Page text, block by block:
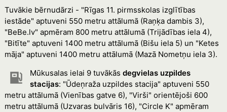
Tuvākie bērnudārzi - "Rīgas 11. pirmsskolas izglītības
iestāde" aptuveni 550 metru attālumā (Raņķa dambis 3),
"BeBe.lv" apmēram 800 metru attālumā (Trijādības iela 4),
"Bitīte" aptuveni 1400 metru attālumā (Bišu iela 5) un "Ketes
māja" aptuveni 1400 metru attālumā (Mazā Nometņu iela 3).
Mūkusalas ielai 9 tuvākās degvielas uzpildes
stacijas: "Ūdeņraža uzpildes stacija" aptuveni 550
metru attālumā (Vienības gatve 6), "Virši" orientējoši 600
metru attālumā (Uzvaras bulvāris 16), "Circle K" apmēram